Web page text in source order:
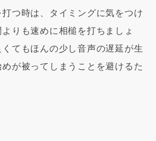
つ時は、タイミングに気をつけ
りも速めに相槌を打ちましょ
てもほんの少し音声の遅延が生
が被ってしまうことを避けるた